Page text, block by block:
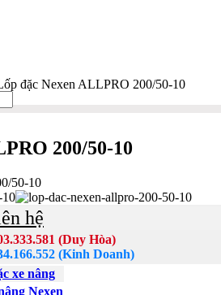
đặc Nexen ALLPRO 200/50-10
200/50-10
hệ
(Duy Hòa)
(Kinh Doanh)
xe nâng
Nexen